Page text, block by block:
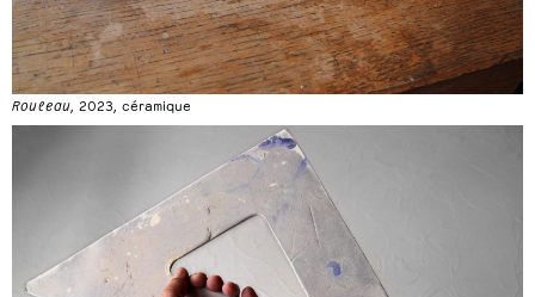
Rouleau , 2023, céramique